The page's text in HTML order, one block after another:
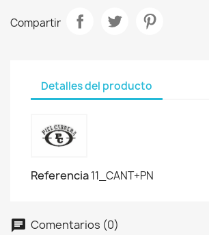
Compartir
Detalles del producto
Referencia11_CANT+PN
Comentarios (0)